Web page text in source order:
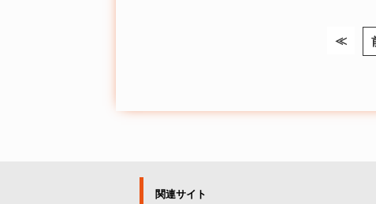
≪
関連サイト